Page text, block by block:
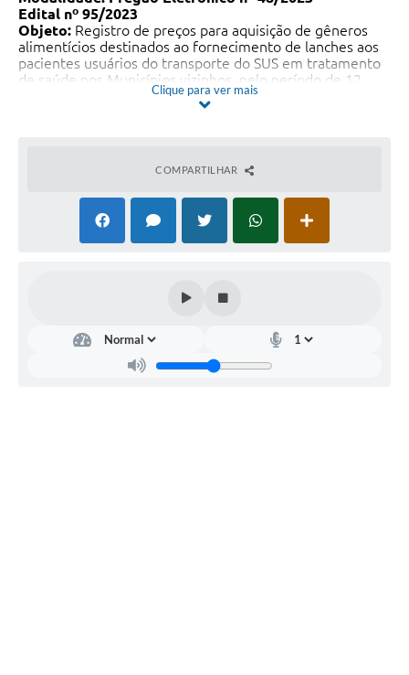
Edital nº 95/2023
Objeto: Registro de preços para aquisição de gêneros
alimentícios destinados ao fornecimento de lanches aos
pacientes usuários do transporte do SUS em tratamento
de saúde nos Municípios vizinhos, pelo período de 12
RECEBIMENTO DAS PROPOSTAS E DOCUMENTOS
ABERTURA DAS PROPOSTAS: Às 08h31min do dia
INÍCIO DA SESSÃO DA DISPUTA POR LANCES: Às
09h00min do dia
19/01/2024
bllcompras.com
O edital em inteiro teor estará à disposição dos
Zucchi, nº 200, bairro Pena, CEP 16503-000, Município de
Quaisquer informações poderão ser obtidas no endereço
acima ou pelos telefones (14) 3556-8000 e/ou (14)
Clique para ver mais
COMPARTILHAR